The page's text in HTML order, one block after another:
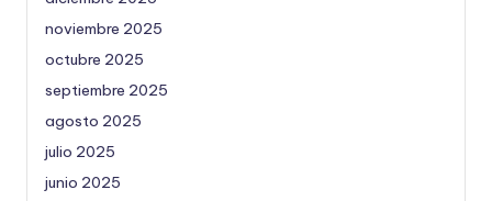
noviembre 2025
octubre 2025
septiembre 2025
agosto 2025
julio 2025
junio 2025